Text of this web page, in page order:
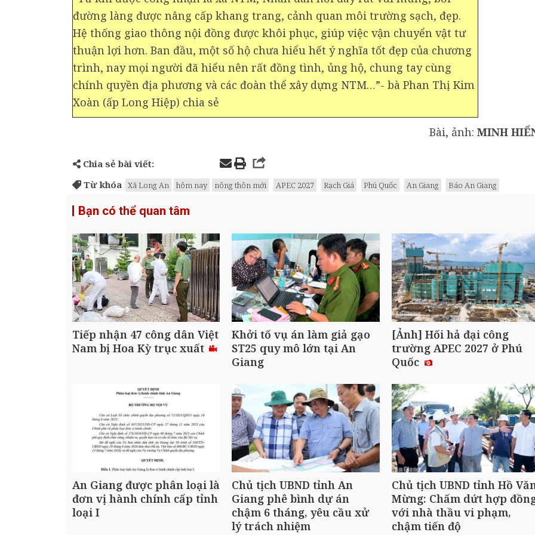
đường làng được nâng cấp khang trang, cảnh quan môi trường sạch, đẹp.
Hệ thống giao thông nội đồng được khôi phục, giúp việc vận chuyển vật tư
thuận lợi hơn. Ban đầu, một số hộ chưa hiểu hết ý nghĩa tốt đẹp của chương
trình, nay mọi người đã hiểu nên rất đồng tình, ủng hộ, chung tay cùng
chính quyền địa phương và các đoàn thể xây dựng NTM…”- bà Phan Thị Kim
Xoàn (ấp Long Hiệp) chia sẻ
Bài, ảnh: MINH
Chia sẻ bài viết:
Từ khóa
Xã Long An hôm nay nông thôn mới APEC 2027 Rạch Giá Phú Quốc An Giang Báo An Giang
Bạn có thể quan tâm
Tiếp nhận 47 công dân Việt
Nam bị Hoa Kỳ trục xuất
Khởi tố vụ án làm giả gạo
ST25 quy mô lớn tại An
Giang
[Ảnh] Hối hả đại công
trường APEC 2027 ở Phú
Quốc
An Giang được phân loại là
đơn vị hành chính cấp tỉnh
loại I
Chủ tịch UBND tỉnh An
Giang phê bình dự án
chậm 6 tháng, yêu cầu xử
lý trách nhiệm
Chủ tịch UBND tỉnh Hồ
Mừng: Chấm dứt hợp
với nhà thầu vi phạm,
chậm tiến độ